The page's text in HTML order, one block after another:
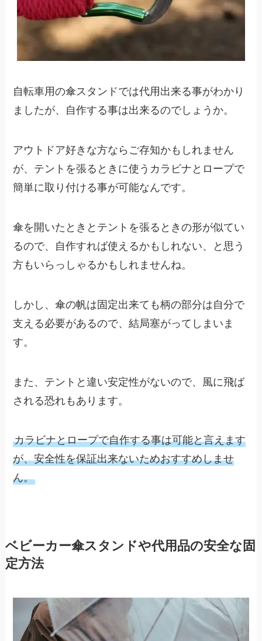
自転車用の傘スタンドでは代用出来る事がわかり
ましたが、自作する事は出来るのでしょうか。
アウトドア好きな方ならご存知かもしれません
が、テントを張るときに使うカラビナとロープで
簡単に取り付ける事が可能なんです。
傘を開いたときとテントを張るときの形が似てい
るので、自作すれば使えるかもしれない、と思う
方もいらっしゃるかもしれませんね。
しかし、傘の帆は固定出来ても柄の部分は自分で
支える必要があるので、結局塞がってしまいま
す。
また、テントと違い安定性がないので、風に飛ば
される恐れもあります。
カラビナとロープで自作する事は可能と言えます
が、安全性を保証出来ないためおすすめしませ
ん。
ベビーカー傘スタンドや代用品の安全な固
定方法